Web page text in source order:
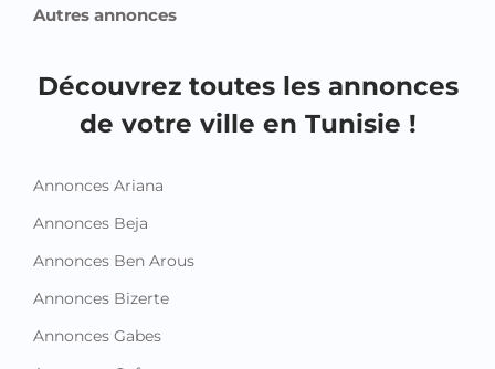
Autres annonces
Découvrez toutes les annonces
de votre ville en Tunisie !
Annonces Ariana
Annonces Beja
Annonces Ben Arous
Annonces Bizerte
Annonces Gabes